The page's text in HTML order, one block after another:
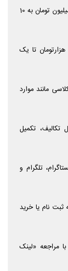
جوایز برندگان هر ماه » از 200 هزار تا 3 میلیون تومان به 10
هر هفته جایزه نقدی برای 10 نفر از 100 هزارتومان تا یک
مانند موارد
تکالیف، تکمیل
تلگرام و
نام یا خرید
مراجعه «لینک